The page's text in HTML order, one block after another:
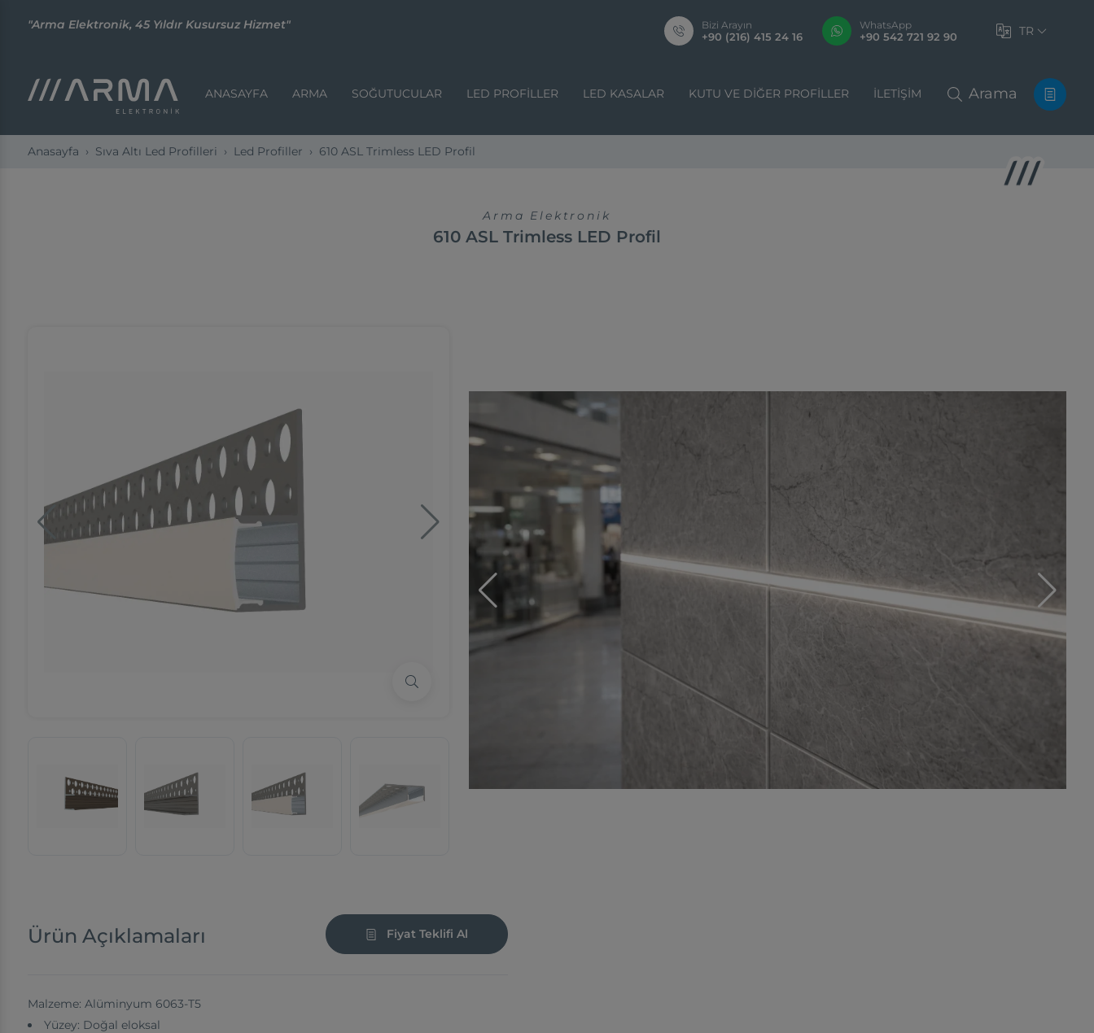
"Arma Elektronik, 45 Yıldır Kusursuz Hizmet" Bizi Arayın
+90 (216) 415 24 16
WhatsApp
+90 542 721 92 90 TR
ANASAYFA ARMA SOĞUTUCULAR LED PROFILLER LED KASALAR KUTU VE DIĞER PROFILLER İLETIŞIM Arama
Anasayfa Sıva Altı Led Profilleri Led Profiller 610 ASL Trimless LED Profil
Arma Elektronik
610 ASL Trimless LED Profil
Ürün Açıklamaları Fiyat Teklifi Al
Malzeme: Alüminyum 6063-T5
Yüzey: Doğal eloksal